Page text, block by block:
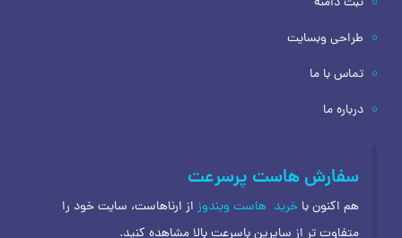
طراحی وبسایت
تماس با ما
درباره ما
سفارش هاست پرسرعت
هم اکنون با خرید هاست ویندوزاز ارناهاست، سایت خود را
متفاوت تر از سایرین باسرعت بالا مشاهده کنید.